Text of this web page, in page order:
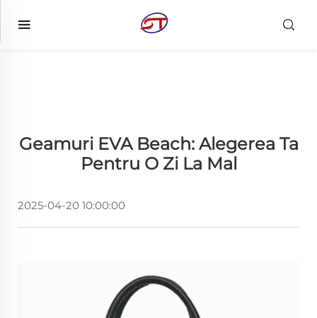
Geamuri EVA Beach: Alegerea Ta
Pentru O Zi La Mal
2025-04-20 10:00:00